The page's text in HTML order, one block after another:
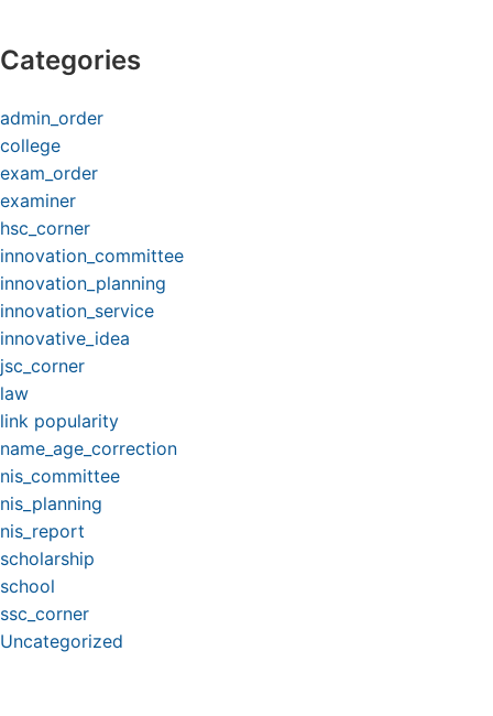
Categories
admin_order
college
exam_order
examiner
hsc_corner
innovation_committee
innovation_planning
innovation_service
innovative_idea
jsc_corner
law
link popularity
name_age_correction
nis_committee
nis_planning
nis_report
scholarship
school
ssc_corner
Uncategorized